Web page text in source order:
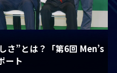
さ”とは？「第6回 Men’s
ート